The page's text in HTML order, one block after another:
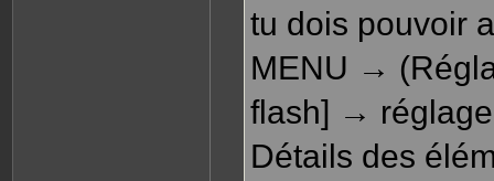
tu dois pouvoir
MENU →
flash] →
Détails des